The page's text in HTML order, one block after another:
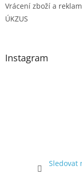
Vrácení zboží a
ÚKZUS
Instagram
Sledovat